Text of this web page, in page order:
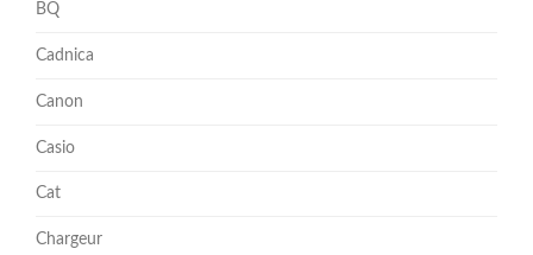
BQ
Cadnica
Canon
Casio
Cat
Chargeur